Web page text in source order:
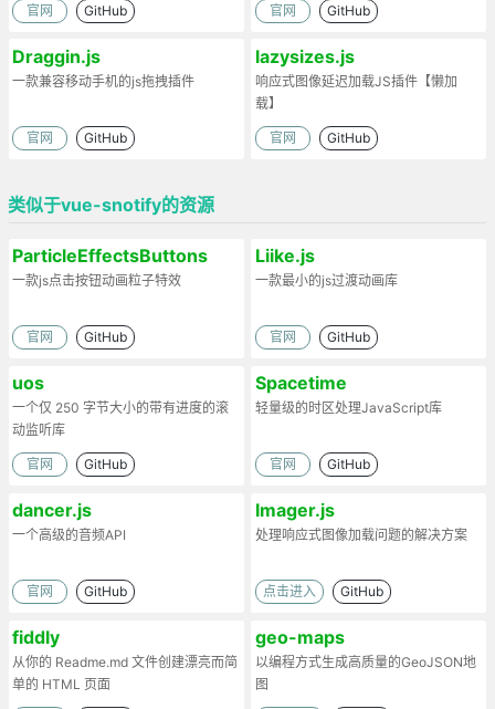
官网 GitHub 官网 GitHub
Draggin.js
一款兼容移动手机的js拖拽插件
官网 GitHub
lazysizes.js
响应式图像延迟加载JS插件【懒加
载】
官网 GitHub
类似于vue-snotify的资源
ParticleEffectsButtons
一款js点击按钮动画粒子特效
官网 GitHub
Liike.js
一款最小的js过渡动画库
官网 GitHub
uos
一个仅 250 字节大小的带有进度的滚
动监听库
官网 GitHub
Spacetime
轻量级的时区处理JavaScript库
官网 GitHub
dancer.js
一个高级的音频API
官网 GitHub
Imager.js
处理响应式图像加载问题的解决方案
点击进入 GitHub
fiddly
从你的 Readme.md 文件创建漂亮而简
单的 HTML 页面
geo-maps
以编程方式生成高质量的GeoJSON地
图